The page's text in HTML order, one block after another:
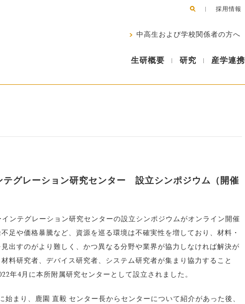
採用情報
中高生および学校関係者の方へ
生研概要 研究 産学連携
テグレーション研究センター 設立シンポジウム（開催
ンテグレーション研究センターの設立シンポジウムがオンライン開催
足や価格暴騰など、資源を巡る環境は不確実性を増しており、材料・
出すのがより難しく、かつ異なる分野や業界が協力しなければ解決が
料研究者、デバイス研究者、システム研究者が集まり協力すること
年4月に本所附属研究センターとして設立されました。
まり、鹿園 直毅 センター長からセンターについて紹介があった後、